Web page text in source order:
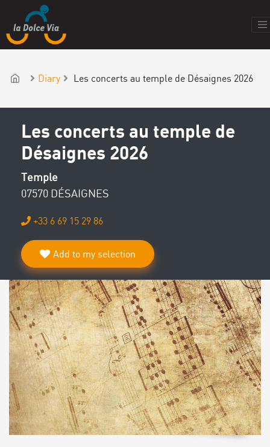
Diary Les concerts au temple de Désaignes 2026
Les concerts au temple de
Désaignes 2026
Temple
07570 DÉSAIGNES
+33 6 69 15 29 86
Add to my selection